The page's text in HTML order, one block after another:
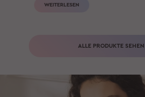
WEITERLESEN
ALLE PRODUKTE SEHEN